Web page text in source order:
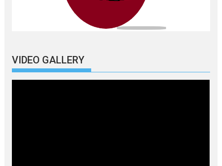
VIDEO GALLERY